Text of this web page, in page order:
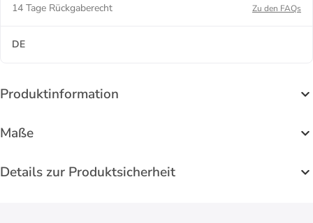
14 Tage Rückgaberecht
Zu den FAQs
DE
Produktinformation
Maße
Details zur Produktsicherheit